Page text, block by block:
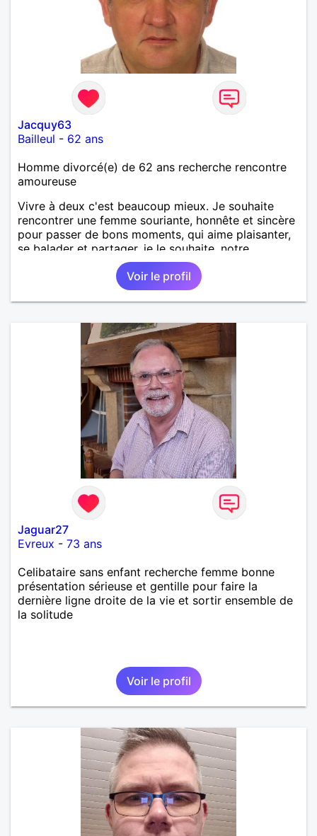
Jacquy63
Bailleul - 62 ans
Homme divorcé(e) de 62 ans recherche rencontre
amoureuse
Vivre à deux c'est beaucoup mieux. Je souhaite
rencontrer une femme souriante, honnête et sincère
pour passer de bons moments, qui aime plaisanter,
se balader et partager, je le souhaite, notre
complicité. J'aime beaucoup les chantiers de
randonnée pour se défouler, se relaxer, se détendre
et finalement prendre du bon temps. C'est difficile
de tout dire en quelques lignes. En revanche, vous
d'informations. A bientôt
Voir le profil
Jaguar27
Evreux - 73 ans
Celibataire sans enfant recherche femme bonne
présentation sérieuse et gentille pour faire la
dernière ligne droite de la vie et sortir ensemble de
la solitude
Voir le profil